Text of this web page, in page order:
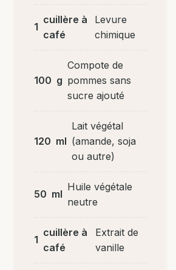
1
cuillère à
café
Levure
chimique
100 g
Compote de
pommes sans
sucre ajouté
120 ml
Lait végétal
(amande, soja
ou autre)
50 ml
Huile végétale
neutre
1
cuillère à
café
Extrait de
vanille